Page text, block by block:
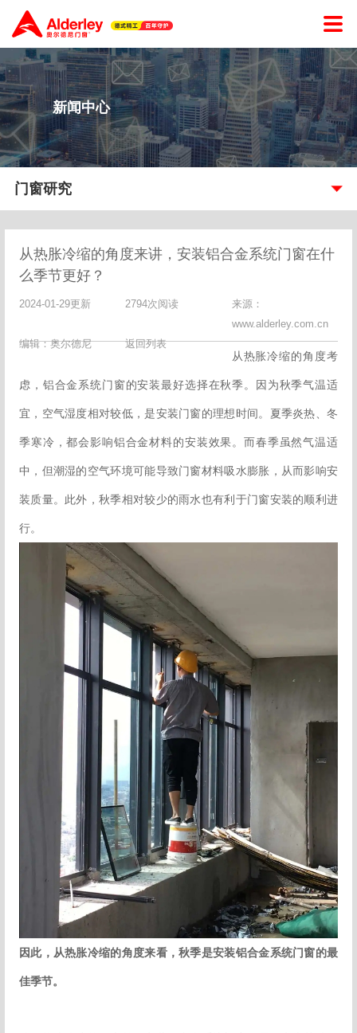
新闻中心
门窗研究
从热胀冷缩的角度来讲，安装铝合金系统门窗在什
么季节更好？
2024-01-29更新 2794次阅读
来源：
www.alderley.com.cn
编辑：奥尔德尼
返回列表
从热胀冷缩的角度考
虑，铝合金系统门窗的安装最好选择在秋季。因为秋季气温适
宜，空气湿度相对较低，是安装门窗的理想时间。夏季炎热、冬
季寒冷，都会影响铝合金材料的安装效果。而春季虽然气温适
中，但潮湿的空气环境可能导致门窗材料吸水膨胀，从而影响安
装质量。此外，秋季相对较少的雨水也有利于门窗安装的顺利进
行。
因此，从热胀冷缩的角度来看，秋季是安装铝合金系统门窗的最
佳季节。